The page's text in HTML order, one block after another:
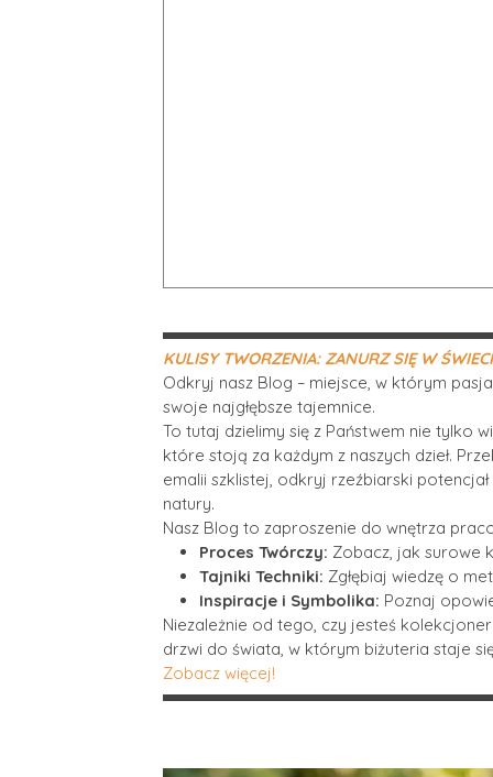
KULISY TWORZENIA: ZANURZ SIĘ W
Odkryj nasz Blog – miejsce, w którym
swoje najgłębsze tajemnice.
To tutaj dzielimy się z Państwem nie tylko
które stoją za każdym z naszych dzieł.
emalii szklistej, odkryj rzeźbiarski
natury.
Nasz Blog to zaproszenie do wnętrza
Proces Twórczy: Zobacz, jak surowe
Tajniki Techniki: Zgłębiaj wiedzę o
Inspiracje i Symbolika: Poznaj
Niezależnie od tego, czy jesteś
drzwi do świata, w którym biżuteria staje
Zobacz więcej!